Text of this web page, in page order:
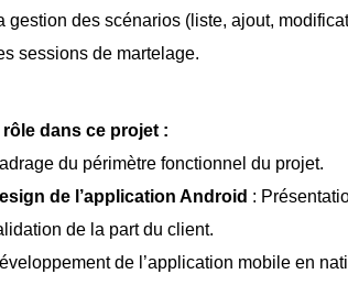
gestion des scénarios (liste, ajout,
sessions de martelage.
rôle dans ce projet :
du périmètre fonctionnel du projet.
de l’application Android :
de la part du client.
de l’application mobile en